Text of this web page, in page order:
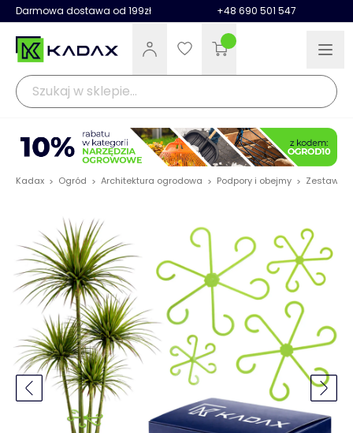
Darmowa dostawa od 199zł +48 690 501 547
Kadax > Ogród > Architektura ogrodowa > Podpory i obejmy > Zestaw